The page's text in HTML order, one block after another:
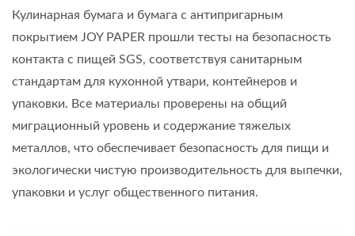
Кулинарная бумага и бумага с антипригарным
покрытием JOY PAPER прошли тесты на безопасность
контакта с пищей SGS, соответствуя санитарным
стандартам для кухонной утвари, контейнеров и
упаковки. Все материалы проверены на общий
миграционный уровень и содержание тяжелых
металлов, что обеспечивает безопасность для пищи и
экологически чистую производительность для выпечки,
упаковки и услуг общественного питания.